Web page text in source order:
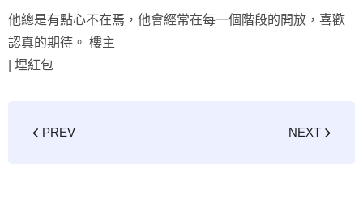
他總是有點心不在焉，他會經常在每一個階段的開放，喜歡
認真的期待。 樓主
埋紅包
PREV NEXT